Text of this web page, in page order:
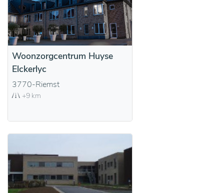
Woonzorgcentrum Huyse
Elckerlyc
3770-Riemst
+9 km